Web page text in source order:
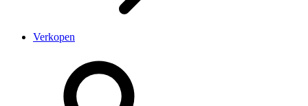
Verkopen